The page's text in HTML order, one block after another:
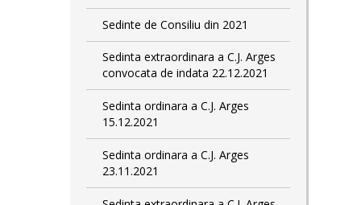
Sedinte de Consiliu din 2021
Sedinta extraordinara a C.J. Arges
convocata de indata 22.12.2021
Sedinta ordinara a C.J. Arges
15.12.2021
Sedinta ordinara a C.J. Arges
23.11.2021